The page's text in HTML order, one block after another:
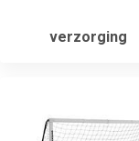
verzorging